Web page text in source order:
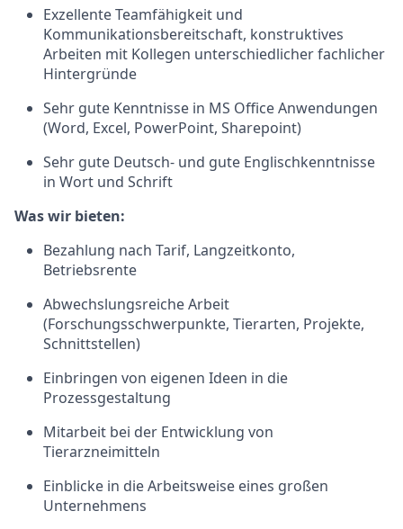
Exzellente Teamfähigkeit und
Kommunikationsbereitschaft, konstruktives
Arbeiten mit Kollegen unterschiedlicher fachlicher
Hintergründe
Sehr gute Kenntnisse in MS Office Anwendungen
(Word, Excel, PowerPoint, Sharepoint)
Sehr gute Deutsch- und gute Englischkenntnisse
in Wort und Schrift
Was wir bieten:
Bezahlung nach Tarif, Langzeitkonto,
Betriebsrente
Abwechslungsreiche Arbeit
(Forschungsschwerpunkte, Tierarten, Projekte,
Schnittstellen)
Einbringen von eigenen Ideen in die
Prozessgestaltung
Mitarbeit bei der Entwicklung von
Tierarzneimitteln
Einblicke in die Arbeitsweise eines großen
Unternehmens